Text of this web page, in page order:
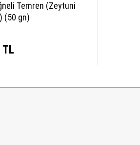
Temren (Zeytuni
(50 gn)
TL